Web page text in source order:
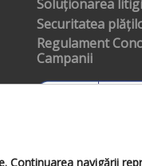
Soluționarea
Securitatea
Regulament
Campanii
navigării